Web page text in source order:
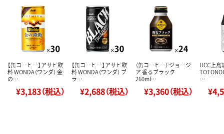
【缶コーヒー】アサヒ飲
料 WONDA（ワンダ） 金
の…
¥3,183（税込）
【缶コーヒー】アサヒ飲
料 WONDA（ワンダ） ブ
ラ…
¥2,688（税込）
（缶コーヒー） ジョージ
ア 香るブラック
260ml…
¥3,360（税込）
UCC上島
…